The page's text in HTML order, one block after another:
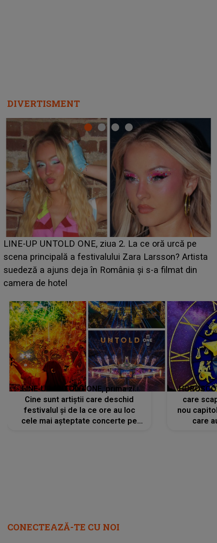
DIVERTISMENT
Ce a dezvăluit noua concurentă din "Casa Iubirii" l-a
luat prin surprindere pe Emanuel. CINE ESTE
BĂIATUL VIZAT de Alexandra?! Aflându-se în fața
faptului împlinit, A RECUNOSCUT IMEDIAT: "Am
LINE-UP UNTOLD ONE, prima zi.
Cine sunt artiștii care deschid
festivalul și de la ce ore au loc
cele mai așteptate concerte pe
care
nou
care
CONECTEAZĂ-TE CU NOI